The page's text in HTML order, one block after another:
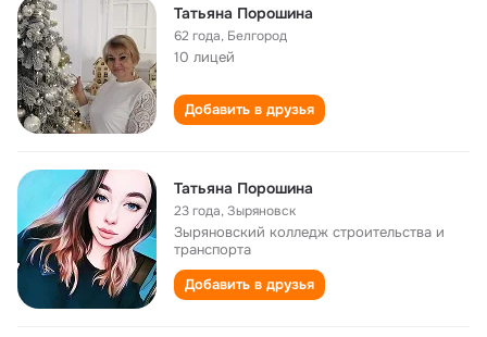
Татьяна Порошина
62 года, Белгород
10 лицей
Добавить в друзья
Татьяна Порошина
23 года,Зыряновск
Зыряновский колледж строительства и
транспорта
Добавить в друзья